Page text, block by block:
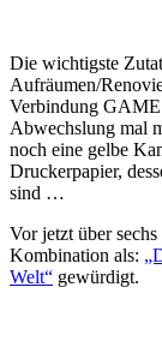
Die wichtigste
Aufräumen/
Verbindung
Abwechslung mal
noch eine gelbe
Druckerpapier,
sind …
Vor jetzt über
Kombination als:
Welt“ gewürdigt.